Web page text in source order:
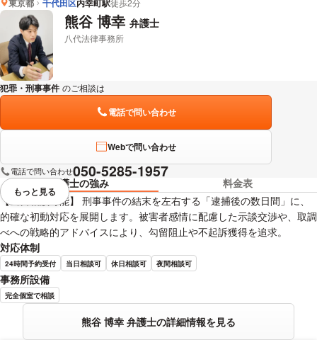
山本 将貴 弁護士の詳細情報を見る
東京都 千代田区内幸町駅徒歩2分
熊谷 博幸 弁護士
八代法律事務所
犯罪・刑事事件 のご相談は
電話で問い合わせ
Webで問い合わせ
電話で問い合わせ050-5285-1957
弁護士の強み
料金表
【当日相談可能】 刑事事件の結末を左右する「逮捕後の数日間」に、
的確な初動対応を展開します。被害者感情に配慮した示談交渉や、取調
べへの戦略的アドバイスにより、勾留阻止や不起訴獲得を追求。
対応体制
24時間予約受付 当日相談可 休日相談可 夜間相談可
事務所設備
完全個室で相談
熊谷 博幸 弁護士の詳細情報を見る
視覚的に省略されている要素を
もっと見る